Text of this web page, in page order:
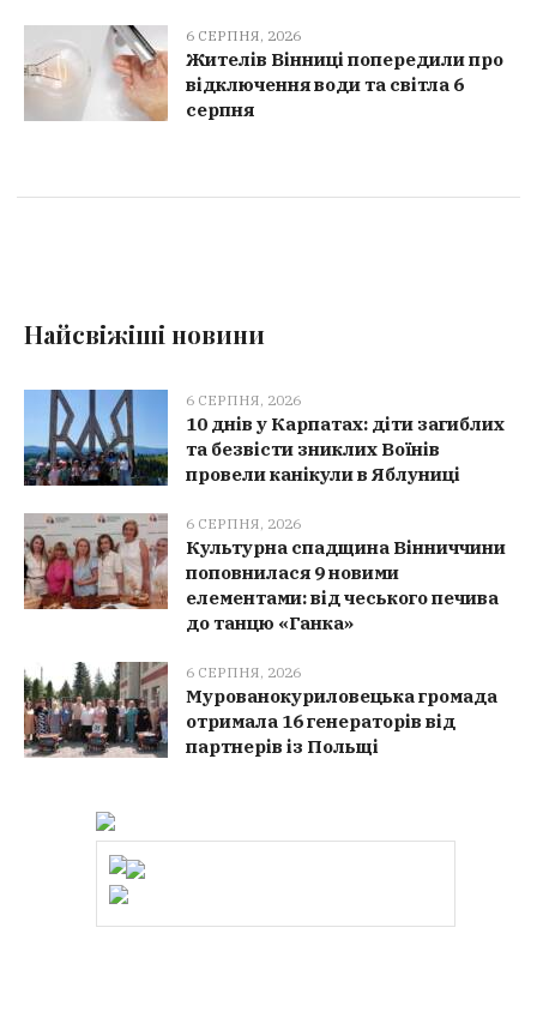
6 СЕРПНЯ, 2026
Жителів Вінниці попередили про
відключення води та світла 6
серпня
Найсвіжіші новини
6 СЕРПНЯ, 2026
10 днів у Карпатах: діти загиблих
та безвісти зниклих Воїнів
провели канікули в Яблуниці
6 СЕРПНЯ, 2026
Культурна спадщина Вінниччини
поповнилася 9 новими
елементами: від чеського печива
до танцю «Ганка»
6 СЕРПНЯ, 2026
Мурованокуриловецька громада
отримала 16 генераторів від
партнерів із Польщі